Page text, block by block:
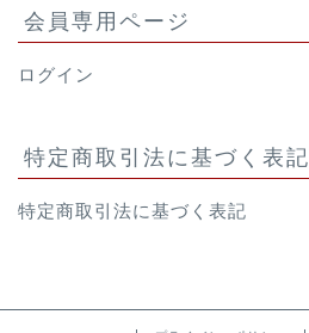
会員専用ページ
ログイン
特定商取引法に基づく表記
特定商取引法に基づく表記